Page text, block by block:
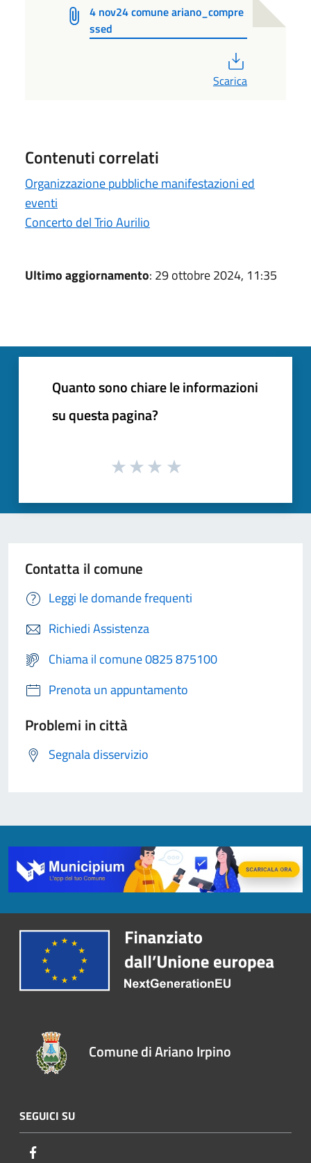
4 nov24 comune ariano_compre
ssed
Scarica
Contenuti correlati
Organizzazione pubbliche manifestazioni ed
eventi
Concerto del Trio Aurilio
Ultimo aggiornamento: 29 ottobre 2024, 11:35
Quanto sono chiare le informazioni
su questa pagina?
Contatta il comune
Leggi le domande frequenti
Richiedi Assistenza
Chiama il comune 0825 875100
Prenota un appuntamento
Problemi in città
Segnala disservizio
Comune di Ariano Irpino
SEGUICI SU